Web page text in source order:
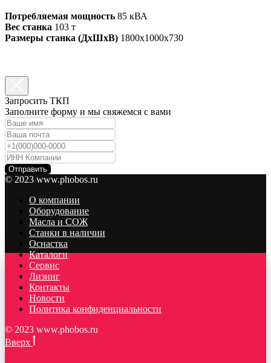
Потребляемая мощность 85 кВА
Вес станка 103 т
Размеры станка (ДхШхВ) 1800х1000х730
Запросить ТКП
Заполните форму и мы свяжемся с вами
Отправить
© 2023 www.phobos.ru
О компании
Оборудование
Масла и СОЖ
Станки в наличии
Оснастка
Каталоги
Сервис
Лизинг
Контакты
Новости
Политика конфиденциальности
© 2023 www.phobos.ru
Вверх